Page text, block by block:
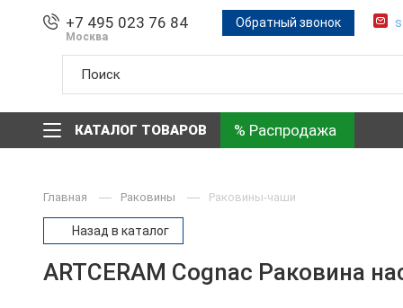
+7 495 023 76 84
Москва
Обратный звонок
КАТАЛОГ ТОВАРОВ % Распродажа
Главная Раковины Раковины-чаши
Назад в каталог
ARTCERAM Cognac Раковина